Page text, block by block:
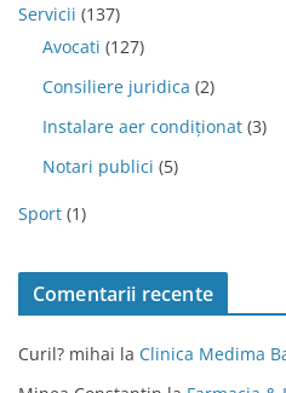
Servicii (137)
Avocati (127)
Consiliere juridica (2)
Instalare aer condiționat (3)
Notari publici (5)
Sport (1)
Comentarii recente
Curil? mihai la Clinica Medima